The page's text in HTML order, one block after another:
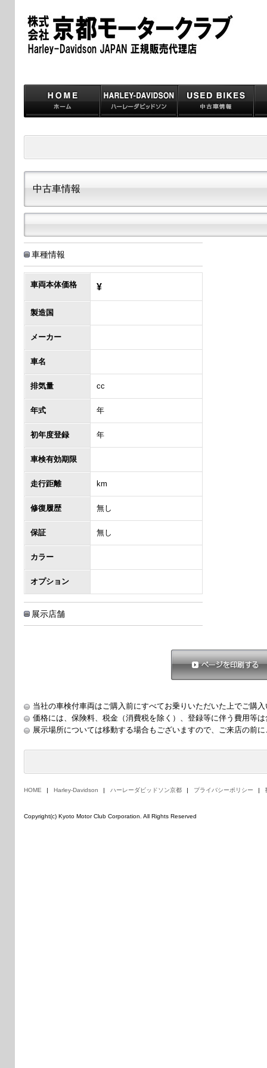
中古車情報
車種情報
車両本体価格 ¥
製造国
メーカー
車名
排気量 cc
年式 年
初年度登録 年
車検有効期限
走行距離 km
修復履歴 無し
保証 無し
カラー
オプション
展示店舗
当社の車検付車両はご購入前にすべてお乗りいただいた上でご購
価格には、保険料、税金（消費税を除く）、登録等に伴う費用等
展示場所については移動する場合もございますので、ご来店の前
HOME Harley-Davidson ハーレーダビッドソン京都 プライバシーポリシー
Copyright(c) Kyoto Motor Club Corporation. All Rights Reserved